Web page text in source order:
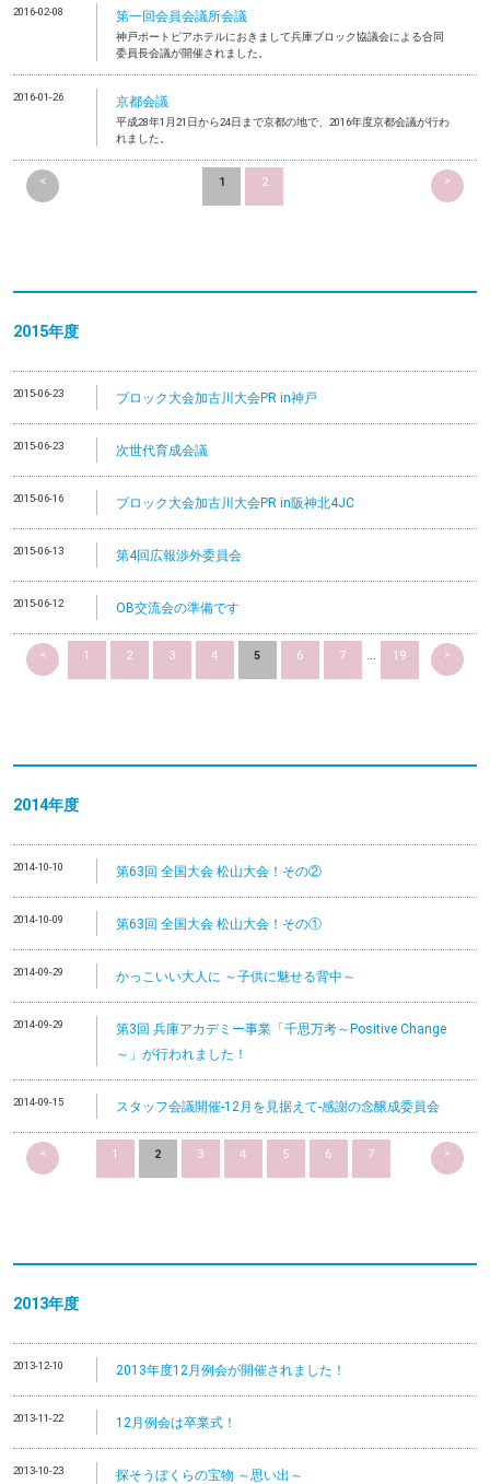
2016-02-08 第一回会員会議所会議
神戸ポートピアホテルにおきまして兵庫ブロック協議会による合同
委員長会議が開催されました。
2016-01-26 京都会議
平成28年1月21日から24日まで京都の地で、2016年度京都会議が行わ
れました。
< 1 2 >
2015年度
2015-06-23 ブロック大会加古川大会PR in神戸
2015-06-23 次世代育成会議
2015-06-16 ブロック大会加古川大会PR in阪神北4JC
2015-06-13 第4回広報渉外委員会
2015-06-12 OB交流会の準備です
< 1 2 3 4 5 6 7 ... 19 >
2014年度
2014-10-10 第63回 全国大会 松山大会！その②
2014-10-09 第63回 全国大会 松山大会！その①
2014-09-29 かっこいい大人に ～子供に魅せる背中～
2014-09-29
第3回 兵庫アカデミー事業「千思万考～Positive Change
～」が行われました！
2014-09-15 スタッフ会議開催-12月を見据えて-感謝の念醸成委員会
< 1 2 3 4 5 6 7 >
2013年度
2013-12-10 2013年度12月例会が開催されました！
2013-11-22 12月例会は卒業式！
2013-10-23 探そうぼくらの宝物 ～思い出～